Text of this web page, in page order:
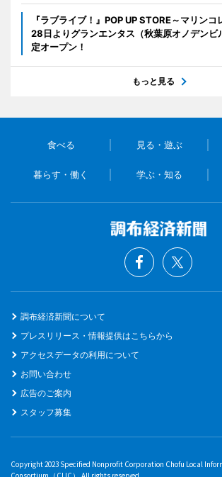
『ラブライブ！』POP UP STORE～マリン
28日よりグランエンタス（秋葉原オノデンビ
定オープン！
もっと見る
食べる 見る・遊ぶ
暮らす・働く 学ぶ・知る
調布経済新聞について
プレスリリース・情報提供はこちらから
アクセスデータの利用について
お問い合わせ
広告のご案内
スタッフ募集
Copyright 2023 Specified Nonprofit Corporation Chofu Local